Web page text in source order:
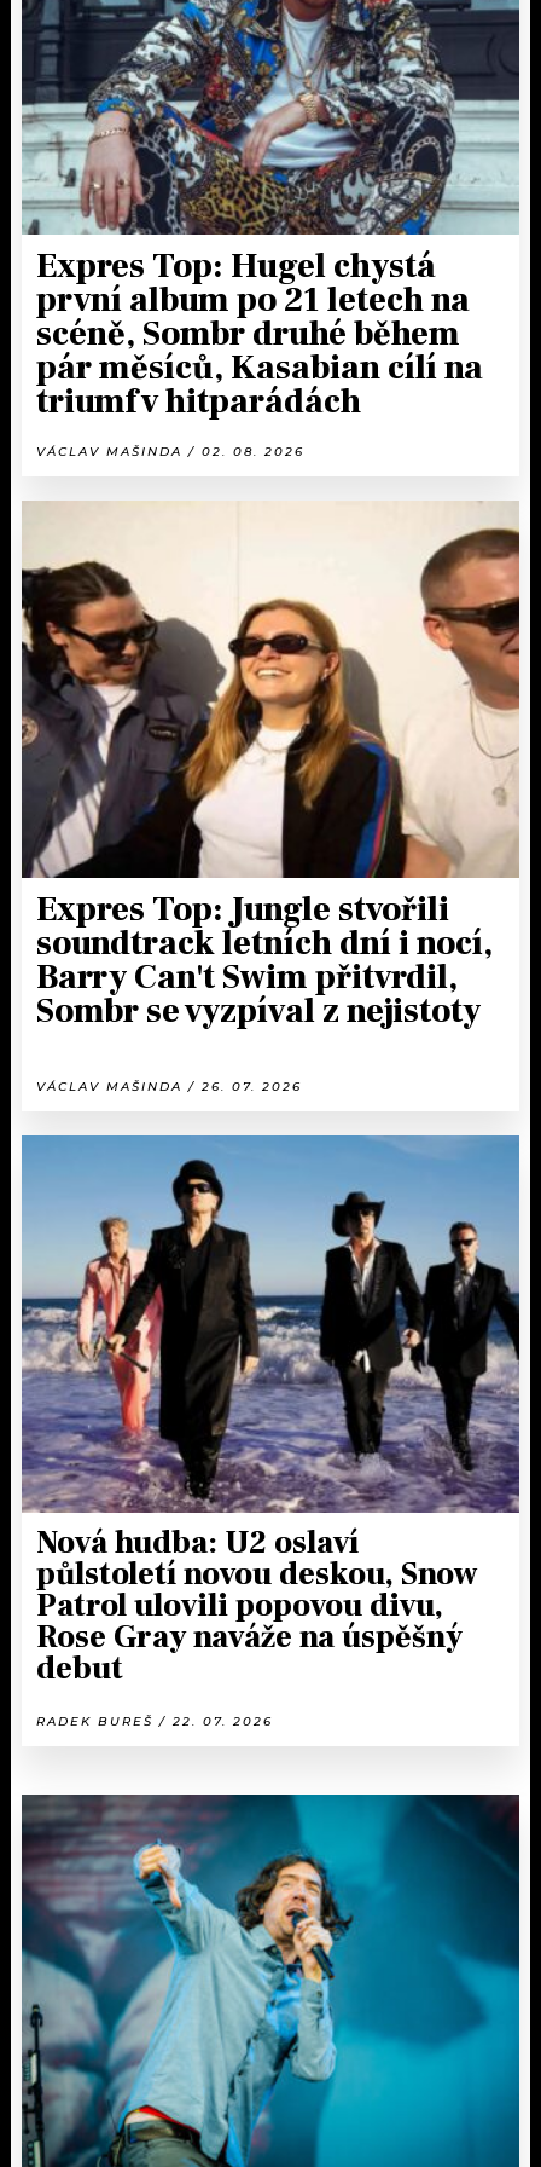
KALENDÁŘ
KVÍZY
VIP
TRENDY
MIX
OSTATNÍ
PROGRAM
PLAYLIST
JAK NALADIT
Expres Top: Hugel chystá
první album po 21 letech na
scéně, Sombr druhé během
pár měsíců, Kasabian cílí na
triumf v hitparádách
VÁCLAV MAŠINDA / 02. 08. 2026
Expres Top: Jungle stvořili
soundtrack letních dní i nocí,
Barry Can't Swim přitvrdil,
Sombr se vyzpíval z nejistoty
VÁCLAV MAŠINDA / 26. 07. 2026
Nová hudba: U2 oslaví
půlstoletí novou deskou, Snow
Patrol ulovili popovou divu,
Rose Gray naváže na úspěšný
debut
RADEK BUREŠ / 22. 07. 2026